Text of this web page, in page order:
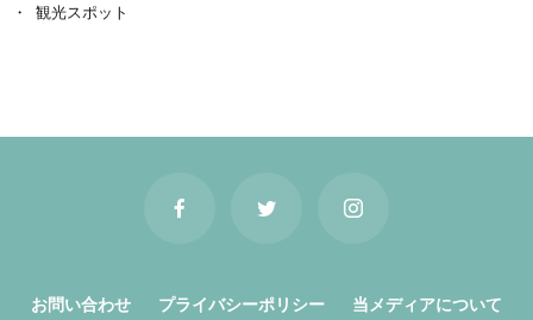
観光スポット
お問い合わせ プライバシーポリシー
当メディアについて